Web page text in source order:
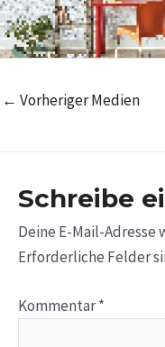
← Vorheriger Medien
Schreibe
Deine E-Mail-
Erforderliche Felder
Kommentar*